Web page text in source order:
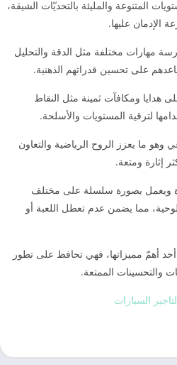
المتنوعة والمليئة بالتحديّات الشيقة،
الإدمان عليها.
مهارات مختلفة مثل الدقة والتحليل
على تحسين قدراتهم الذهنية.
هدايا ومكافآت ثمينة مثل النقاط
لترقية المستويات والأسلحة.
وهو ما يعزز الروح الرياضية والتعاون
إثارة ومتعة.
ويعمل بصورة سلسلة على مختلف
مما يضمن عدم تعطل اللعبة أو
أحد أهمّ مميزاتها، فهي تحافظ على تطور
والتحسينات الممتعة.
السيارات